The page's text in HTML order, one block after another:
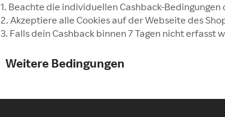
1. Beachte die individuellen Cashback-Bedingungen
2. Akzeptiere alle Cookies auf der Webseite des
3. Falls dein Cashback binnen 7 Tagen nicht erfasst
Weitere Bedingungen